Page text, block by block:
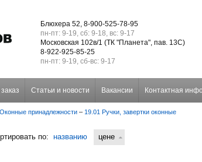
Блюхера 52, 8-900-525-78-95
пн-пт: 9-19, сб: 9-18, вс: 9-17
Московская 102в/1 (ТК "Планета", пав. 13С)
8-922-925-85-25
пн-пт: 9-19, сб-вс: 9-17
Статьи и новости Вакансии Контактная
принадлежности – 19.01 Ручки, завертки оконные
по: названию цене